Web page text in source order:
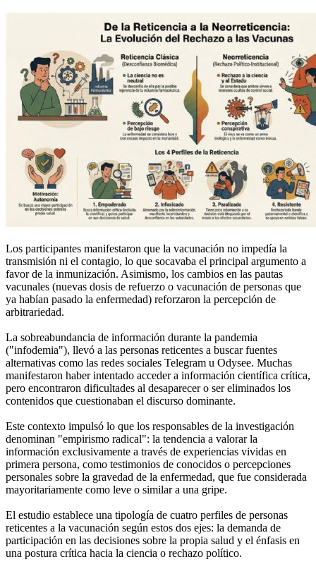
Los participantes manifestaron que la vacunación no impedía la
transmisión ni el contagio, lo que socavaba el principal argumento a
favor de la inmunización. Asimismo, los cambios en las pautas
vacunales (nuevas dosis de refuerzo o vacunación de personas que
ya habían pasado la enfermedad) reforzaron la percepción de
arbitrariedad.
La sobreabundancia de información durante la pandemia
("infodemia"), llevó a las personas reticentes a buscar fuentes
alternativas como las redes sociales Telegram u Odysee. Muchas
manifestaron haber intentado acceder a información científica crítica,
pero encontraron dificultades al desaparecer o ser eliminados los
contenidos que cuestionaban el discurso dominante.
Este contexto impulsó lo que los responsables de la investigación
denominan "empirismo radical": la tendencia a valorar la
información exclusivamente a través de experiencias vividas en
primera persona, como testimonios de conocidos o percepciones
personales sobre la gravedad de la enfermedad, que fue considerada
mayoritariamente como leve o similar a una gripe.
El estudio establece una tipología de cuatro perfiles de personas
reticentes a la vacunación según estos dos ejes: la demanda de
participación en las decisiones sobre la propia salud y el énfasis en
una postura crítica hacia la ciencia o rechazo político.